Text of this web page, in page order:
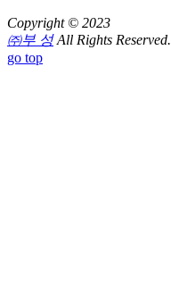
Copyright © 2023
㈜부 성All Rights Reserved.
go top